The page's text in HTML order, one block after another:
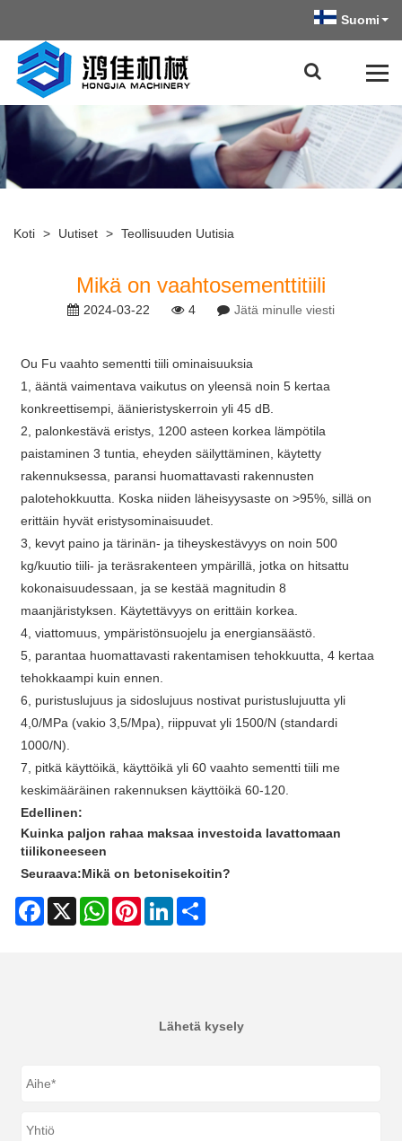
Suomi
Koti > Uutiset > Teollisuuden Uutisia
Mikä on vaahtosementtitiili
2024-03-22 4 Jätä minulle viesti
Ou Fu vaahto sementti tiili ominaisuuksia
1, ääntä vaimentava vaikutus on yleensä noin 5 kertaa
konkreettisempi, äänieristyskerroin yli 45 dB.
2, palonkestävä eristys, 1200 asteen korkea lämpötila
paistaminen 3 tuntia, eheyden säilyttäminen, käytetty
rakennuksessa, paransi huomattavasti rakennusten
palotehokkuutta. Koska niiden läheisyysaste on >95%, sillä on
erittäin hyvät eristysominaisuudet.
3, kevyt paino ja tärinän- ja tiheyskestävyys on noin 500
kg/kuutio tiili- ja teräsrakenteen ympärillä, jotka on hitsattu
kokonaisuudessaan, ja se kestää magnitudin 8
maanjäristyksen. Käytettävyys on erittäin korkea.
4, viattomuus, ympäristönsuojelu ja energiansäästö.
5, parantaa huomattavasti rakentamisen tehokkuutta, 4 kertaa
tehokkaampi kuin ennen.
6, puristuslujuus ja sidoslujuus nostivat puristuslujuutta yli
4,0/MPa (vakio 3,5/Mpa), riippuvat yli 1500/N (standardi
1000/N).
7, pitkä käyttöikä, käyttöikä yli 60 vaahto sementti tiili me
keskimääräinen rakennuksen käyttöikä 60-120.
Edellinen:
Kuinka paljon rahaa maksaa investoida lavattomaan
tiilikoneeseen
Seuraava:Mikä on betonisekoitin?
Facebook
X WhatsAppPinterestLinkedIn
Lähetä kysely